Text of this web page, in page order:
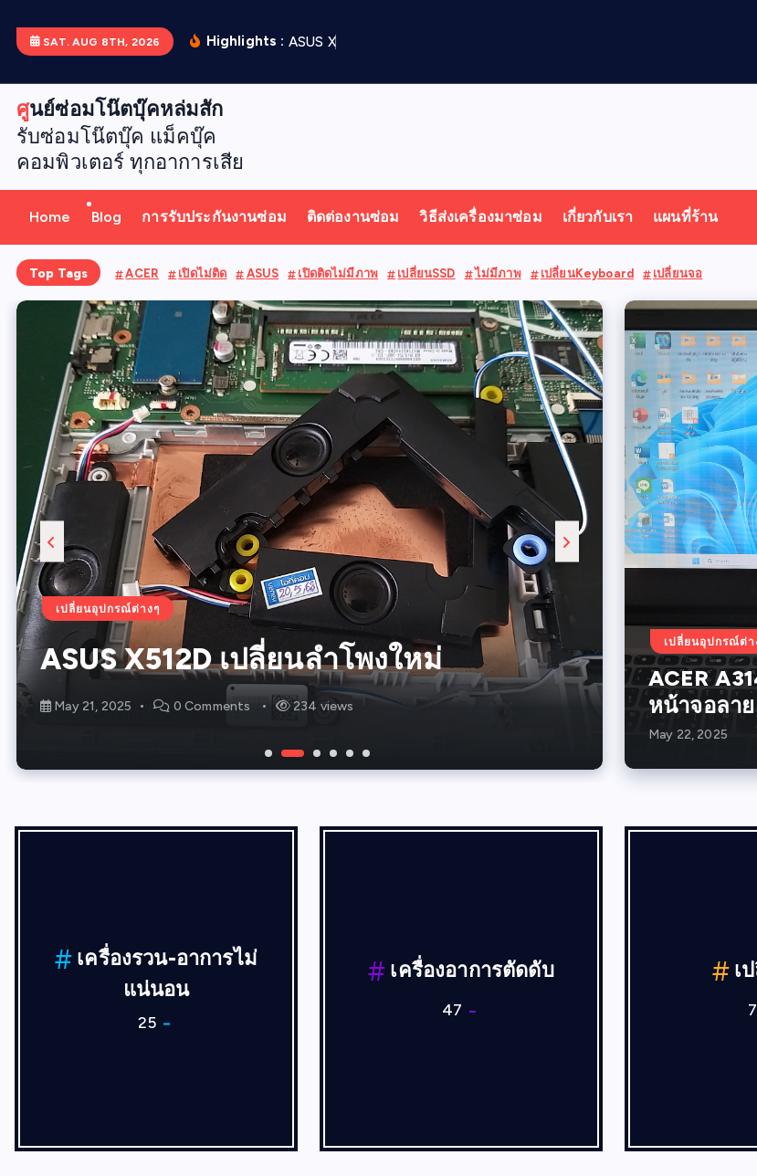
p
SAT. AUG 8TH, 2026 Highlights : ASUS X5
ศูนย์ซ่อมโน๊ตบุ๊คหล่มสัก
รับซ่อมโน๊ตบุ๊ค แม็คบุ๊ค
คอมพิวเตอร์ ทุกอาการเสีย
Home Blog การรับประกันงานซ่อม ติดต่องานซ่อม วิธีส่งเครื่องมาซ่อม เกี่ยวกับเรา แผนที่ร้าน
Top Tags ACER เปิดไม่ติด ASUS เปิดติดไม่มีภาพ เปลี่ยนSSD ไม่มีภาพ เปลี่ยนKeyboard เปลี่ยนจอ
เปลี่ยนอุปกรณ์ต่างๆ
ACER A314-35 ภาพหน้าจอลาย
May 22, 2025 0 Comments 239 views
เปลี่ยนอุปกรณ์ต่างๆ
ASUS X512D เปลี่ยนลำโพงใหม่
May 21, 2025 0 Comments 234 views
เปลี่ยนอุปกรณ์ต่างๆ
อัพเกรดเครื่อง เปลี่ยน SSD ACER A515-
51G
May 21, 2025 0 Comments 164 views
เปลี่ยนชิพ เปิดไม่ติด-ไฟไม่เข้า
ASUS FX705GM เปิดไม่ติด
August 19, 2024 0 Comments 256 views
เปิดไม่ติด-ไฟไม่เข้า
ACER E5-471G เปิดไม่ติด
August 18, 2024 0 Comments 231 views
เปลี่ยนอุปกรณ์ต่างๆ
HP 15-db0003AX เปลี่ยนแบต
August 16, 2024 0 Comments 228 views
เปลี่ยนอุปกรณ์ต่า
ACER
หน้าจอลาย
May 22, 2025
เปลี่ยนชิพ เปลี่ยนอุปกรณ์ต่างๆ
416
เปิด